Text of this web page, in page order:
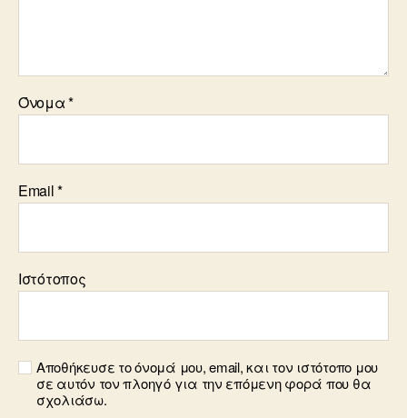
Όνομα*
Email*
Ιστότοπος
Αποθήκευσε το όνομά μου, email, και τον ιστότοπο μου
σε αυτόν τον πλοηγό για την επόμενη φορά που θα
σχολιάσω.